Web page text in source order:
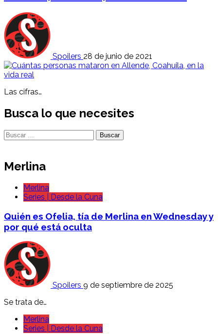
Spoilers 28 de junio de 2021
Las cifras…
Busca lo que necesites
Buscar:
Merlina
Merlina
Series | Desde la Cuna
Quién es Ofelia, tía de Merlina en Wednesday y
por qué está oculta
Spoilers 9 de septiembre de 2025
Se trata de…
Merlina
Series | Desde la Cuna